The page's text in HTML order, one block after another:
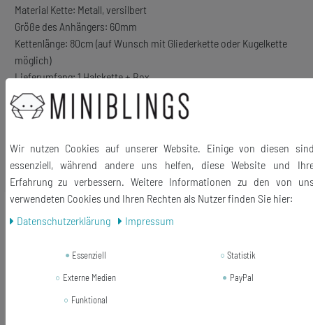
Material Kette: Metall, versilbert
Größe des Anhängers: 60mm
Kettenlänge: 80cm (auf Wunsch mit Gliederkette oder Kugelkette
möglich)
Lieferumfang: 1 Halskette + Box
Ähnliche Artikel
-28%
Ohrringe Katze silber geringelter
1
Wir nutzen Cookies auf unserer Website. Einige von diesen
essenziell, während andere uns helfen, diese Website und
Erfahrung zu verbessern. Weitere Informationen zu den von
verwendeten Cookies und Ihren Rechten als Nutzer finden Sie hier:
Daten­schutz­erklärung
Impressum
Essenziell
Statistik
Externe Medien
PayPal
Funktional